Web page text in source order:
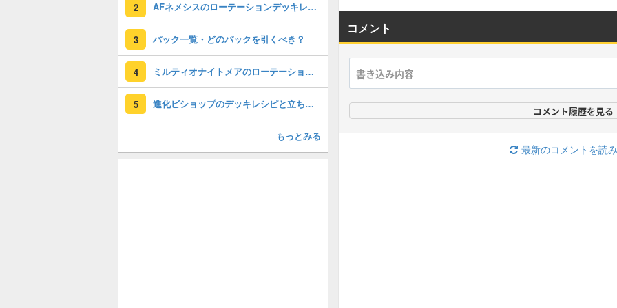
コメント
コメント履歴を見る
最新のコメントを読
2 AFネメシスのローテーションデッキレシピと立ち回り
3 パック一覧・どのパックを引くべき？
4 ミルティオナイトメアのローテーションデッキレシピと立ち回り
5 進化ビショップのデッキレシピと立ち回り
もっとみる